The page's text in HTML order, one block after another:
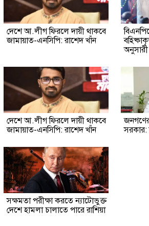
দেশে আ.লীগ ফিরলে দায়ী থাকবে
জামায়াত-এনসিপি: রাশেদ খাঁন
অনুসারী
দেশে আ.লীগ ফিরলে দায়ী থাকবে
জামায়াত-এনসিপি: রাশেদ খাঁন
জনগণের
সরকার:
সক্ষমতা পরীক্ষা করতে ন্যাটোভুক্ত
দেশে হামলা চালাতে পারে রাশিয়া